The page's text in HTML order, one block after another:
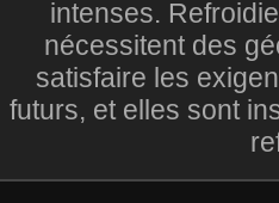
intenses.
nécessitent des
satisfaire les
futurs, et elles sont